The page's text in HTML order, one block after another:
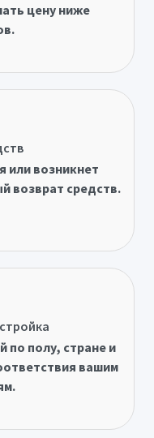
цену ниже
или возникнет
возврат средств.
по полу, стране и
вашим